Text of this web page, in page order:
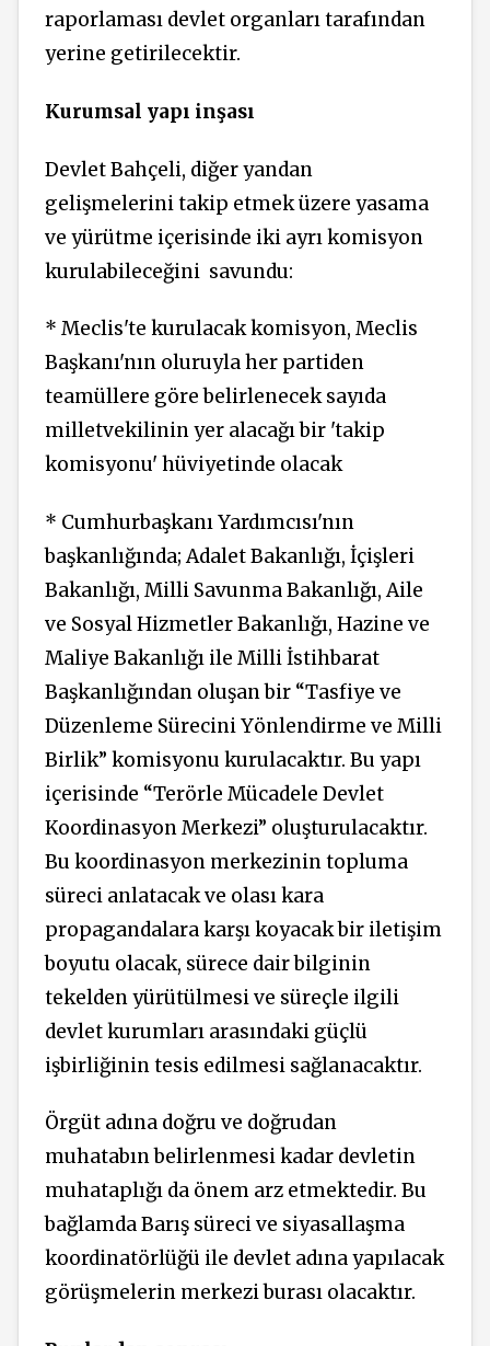
raporlaması devlet organları tarafından
yerine getirilecektir.
Kurumsal yapı inşası
Devlet Bahçeli, diğer yandan
gelişmelerini takip etmek üzere yasama
ve yürütme içerisinde iki ayrı komisyon
kurulabileceğini savundu:
* Meclis'te kurulacak komisyon, Meclis
Başkanı'nın oluruyla her partiden
teamüllere göre belirlenecek sayıda
milletvekilinin yer alacağı bir 'takip
komisyonu' hüviyetinde olacak
* Cumhurbaşkanı Yardımcısı'nın
başkanlığında; Adalet Bakanlığı, İçişleri
Bakanlığı, Milli Savunma Bakanlığı, Aile
ve Sosyal Hizmetler Bakanlığı, Hazine ve
Maliye Bakanlığı ile Milli İstihbarat
Başkanlığından oluşan bir “Tasfiye ve
Düzenleme Sürecini Yönlendirme ve Milli
Birlik” komisyonu kurulacaktır. Bu yapı
içerisinde “Terörle Mücadele Devlet
Koordinasyon Merkezi” oluşturulacaktır.
Bu koordinasyon merkezinin topluma
süreci anlatacak ve olası kara
propagandalara karşı koyacak bir iletişim
boyutu olacak, sürece dair bilginin
tekelden yürütülmesi ve süreçle ilgili
devlet kurumları arasındaki güçlü
işbirliğinin tesis edilmesi sağlanacaktır.
Örgüt adına doğru ve doğrudan
muhatabın belirlenmesi kadar devletin
muhataplığı da önem arz etmektedir. Bu
bağlamda Barış süreci ve siyasallaşma
koordinatörlüğü ile devlet adına yapılacak
görüşmelerin merkezi burası olacaktır.